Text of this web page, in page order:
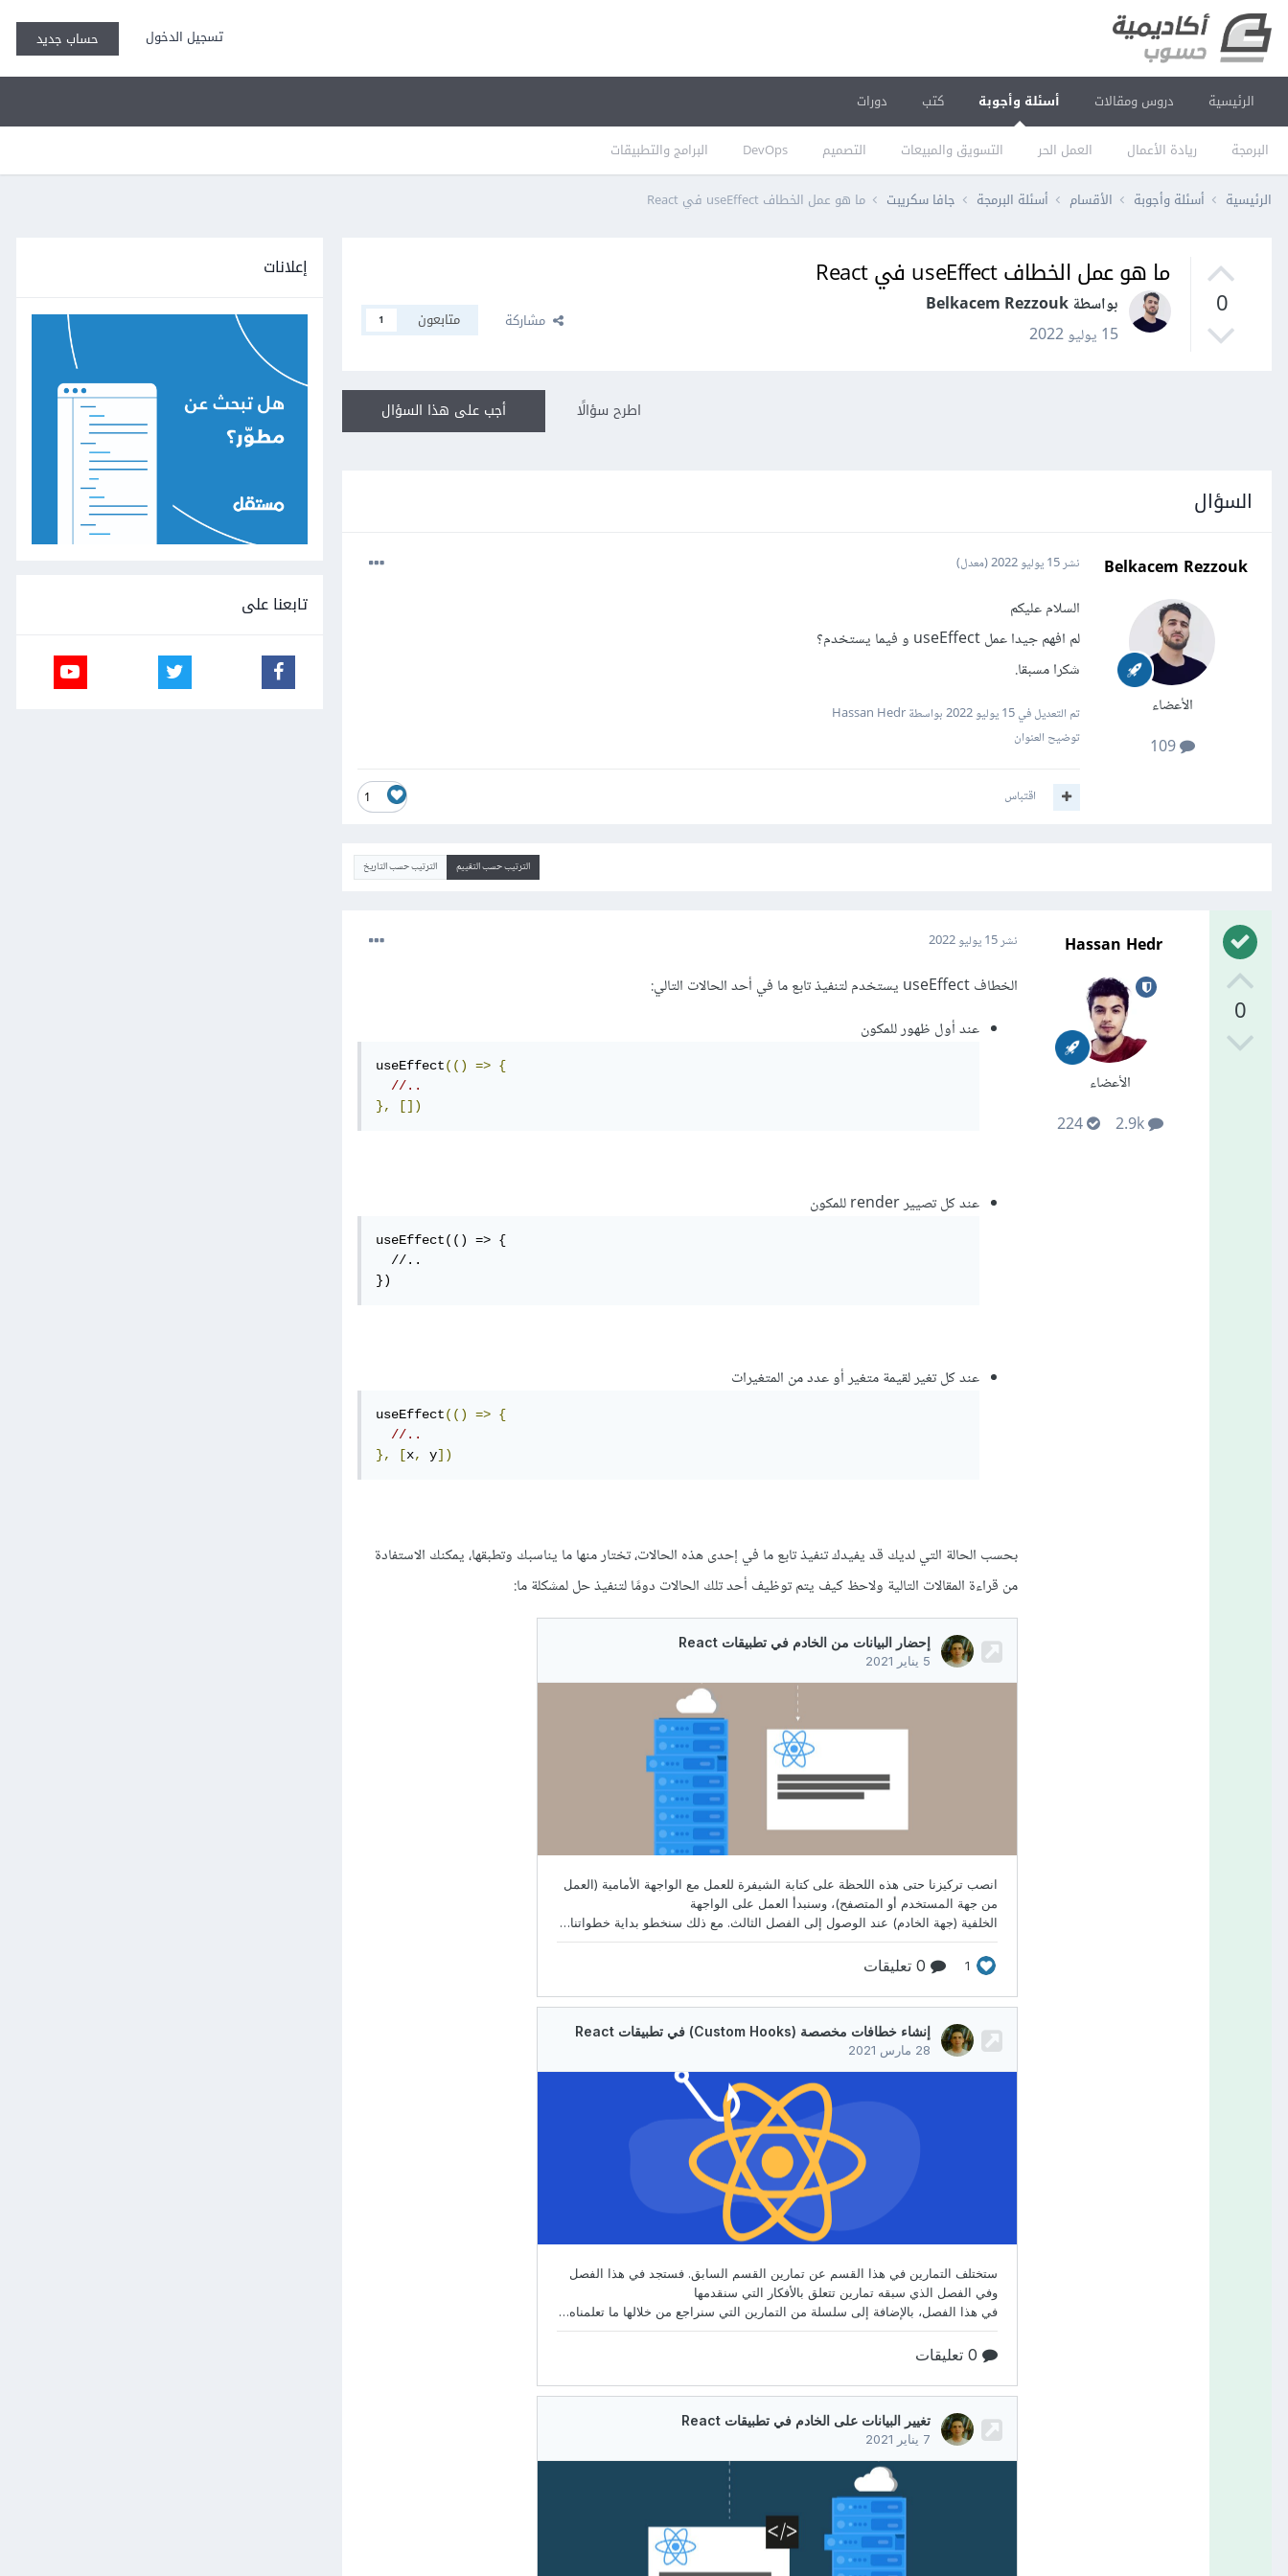
تسجيل الدخول حساب جديد
الرئيسية دروس ومقالات أسئلة وأجوبة
البرمجة ريادة الأعمال العمل الحر التسويق والمبيعات التصميم DevOps البرامج والتطبيقات
كتب دورات
الرئيسية أسئلة وأجوبة الأقسام أسئلة البرمجة جافا سكريبت ما هو عمل الخطاف useEffect في React
0
ما هو عمل الخطاف useEffect في React
بواسطة Belkacem Rezzouk
15 يوليو 2022
مشاركة متابعون 1
أجب على هذا السؤال اطرح سؤالًا
السؤال
Belkacem Rezzouk
الأعضاء
109
نشر15 يوليو 2022 (معدل)
السلام عليكم
لم افهم جيدا عمل useEffect و فيما يستخدم؟
شكرا مسبقا.
تم التعديل في15 يوليو 2022
بواسطة Hassan Hedr
توضيح العنوان
1 اقتباس
الترتيب حسب التقييم الترتيب حسب التاريخ
0
Hassan Hedr
الأعضاء
2.9k
224
نشر15 يوليو 2022
الخطاف useEffect يستخدم لتنفيذ تابع ما في أحد الحالات التالي:
عند أول ظهور للمكون
useEffect(() => {
//..
},
[])
عند كل تصيير render للمكون
useEffect(() => {
  //..
})
عند كل تغير لقيمة متغير أو عدد من المتغيرات
useEffect(() => {
//..
},
[x, y])
بحسب الحالة التي لديك قد يفيدك تنفيذ تابع ما في إحدى هذه الحالات، تختار منها ما يناسبك وتطبقها، يمكنك الاستفادة
من قراءة المقالات التالية ولاحظ كيف يتم توظيف أحد تلك الحالات دومًا لتنفيذ حل لمشكلة ما:
إعلانات
تابعنا على